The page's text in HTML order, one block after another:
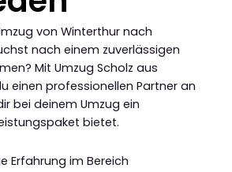
von Winterthur nach
nach einem zuverlässigen
Mit Umzug Scholz aus
einen professionellen Partner an
bei deinem Umzug ein
bietet.
Erfahrung im Bereich